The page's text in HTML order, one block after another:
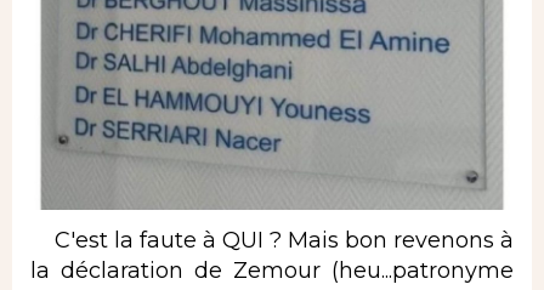
C'est la faute à QUI ? Mais bon revenons à
la déclaration de Zemour (heu...patronyme